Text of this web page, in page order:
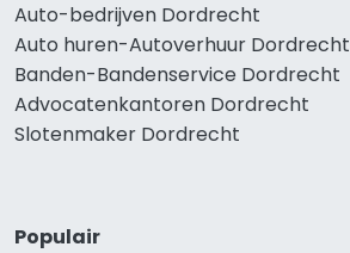
Auto-bedrijven Dordrecht
Auto huren-Autoverhuur Dordrecht
Banden-Bandenservice Dordrecht
Advocatenkantoren Dordrecht
Slotenmaker Dordrecht
Populair